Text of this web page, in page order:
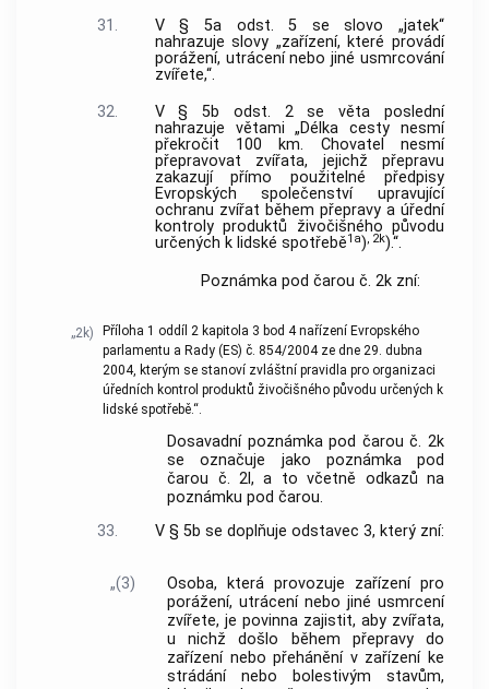
31.
V § 5a odst. 5 se slovo „jatek“
nahrazuje slovy „zařízení, které provádí
porážení, utrácení nebo jiné usmrcování
zvířete,“.
32.
V § 5b odst. 2 se věta poslední
nahrazuje větami „Délka cesty nesmí
překročit 100 km. Chovatel nesmí
přepravovat zvířata, jejichž přepravu
zakazují přímo použitelné předpisy
Evropských společenství upravující
ochranu zvířat během přepravy a úřední
kontroly produktů živočišného původu
určených k lidské spotřebě1a), 2k).“.
Poznámka pod čarou č. 2k zní:
„2k)
Příloha 1 oddíl 2 kapitola 3 bod 4 nařízení Evropského
parlamentu a Rady (ES) č. 854/2004 ze dne 29. dubna
2004, kterým se stanoví zvláštní pravidla pro organizaci
úředních kontrol produktů živočišného původu určených k
lidské spotřebě.“.
Dosavadní poznámka pod čarou č. 2k
se označuje jako poznámka pod
čarou č. 2l, a to včetně odkazů na
poznámku pod čarou.
33.
V § 5b se doplňuje odstavec 3, který zní:
„(3)
Osoba, která provozuje zařízení pro
porážení, utrácení nebo jiné usmrcení
zvířete, je povinna zajistit, aby zvířata,
u nichž došlo během přepravy do
zařízení nebo přehánění v zařízení ke
strádání nebo bolestivým stavům,